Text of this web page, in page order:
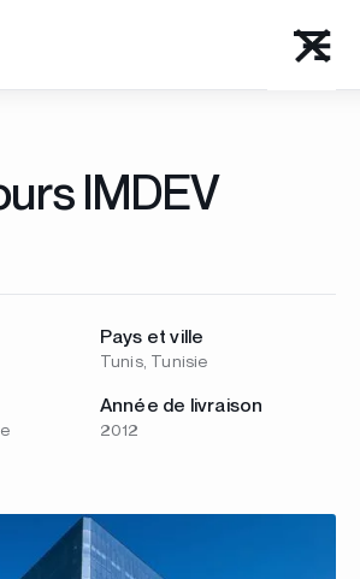
IMDEV
Pays et ville
Tunis, Tunisie
Année de livraison
2012